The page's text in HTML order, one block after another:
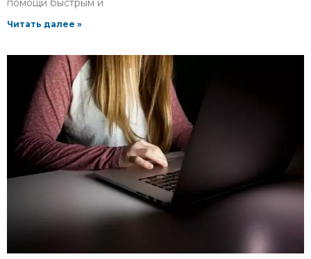
помощи быстрым и
Читать далее »